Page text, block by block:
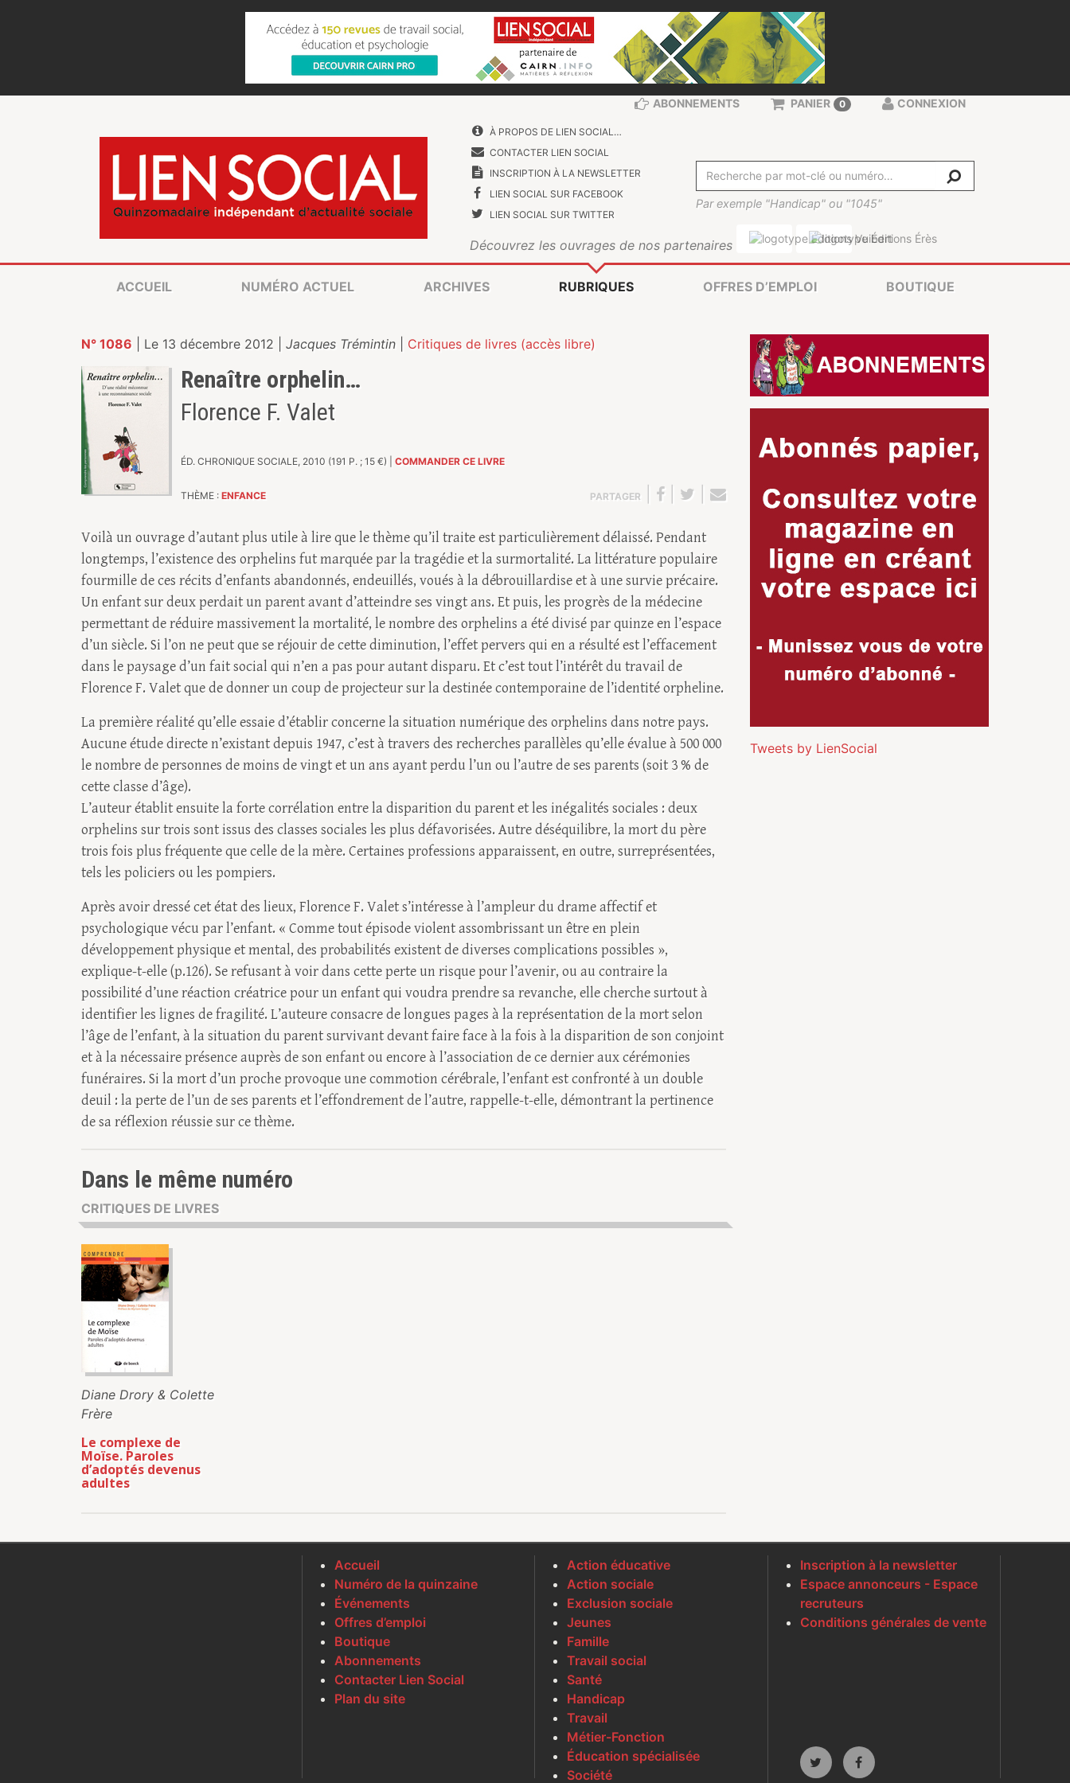
À PROPOS DE LIEN SOCIAL…
CONTACTER LIEN SOCIAL
INSCRIPTION À LA NEWSLETTER
LIEN SOCIAL SUR FACEBOOK
LIEN SOCIAL SUR TWITTER
Par exemple "Handicap" ou "1045"
Découvrez les ouvrages de nos partenaires
ABONNEMENTS PANIER 0 CONNEXION
ACCUEIL NUMÉRO ACTUEL ARCHIVES RUBRIQUES OFFRES D’EMPLOI BOUTIQUE
N° 1086 | Le 13 décembre 2012 | Jacques Trémintin Critiques de livres (accès libre)
Renaître orphelin…
Florence F. Valet
ÉD. CHRONIQUE SOCIALE, 2010 (191 P. ; 15 €) | COMMANDER CE LIVRE
THÈME : ENFANCE PARTAGER
Voilà un ouvrage d’autant plus utile à lire que le thème qu’il traite est particulièrement délaissé. Pendant
longtemps, l’existence des orphelins fut marquée par la tragédie et la surmortalité. La littérature populaire
fourmille de ces récits d’enfants abandonnés, endeuillés, voués à la débrouillardise et à une survie précaire.
Un enfant sur deux perdait un parent avant d’atteindre ses vingt ans. Et puis, les progrès de la médecine
permettant de réduire massivement la mortalité, le nombre des orphelins a été divisé par quinze en l’espace
d’un siècle. Si l’on ne peut que se réjouir de cette diminution, l’effet pervers qui en a résulté est l’effacement
dans le paysage d’un fait social qui n’en a pas pour autant disparu. Et c’est tout l’intérêt du travail de
Florence F. Valet que de donner un coup de projecteur sur la destinée contemporaine de l’identité orpheline.
La première réalité qu’elle essaie d’établir concerne la situation numérique des orphelins dans notre pays.
Aucune étude directe n’existant depuis 1947, c’est à travers des recherches parallèles qu’elle évalue à 500 000
le nombre de personnes de moins de vingt et un ans ayant perdu l’un ou l’autre de ses parents (soit 3 % de
cette classe d’âge).
L’auteur établit ensuite la forte corrélation entre la disparition du parent et les inégalités sociales : deux
orphelins sur trois sont issus des classes sociales les plus défavorisées. Autre déséquilibre, la mort du père
trois fois plus fréquente que celle de la mère. Certaines professions apparaissent, en outre, surreprésentées,
tels les policiers ou les pompiers.
Après avoir dressé cet état des lieux, Florence F. Valet s’intéresse à l’ampleur du drame affectif et
psychologique vécu par l’enfant. « Comme tout épisode violent assombrissant un être en plein
développement physique et mental, des probabilités existent de diverses complications possibles »,
explique-t-elle (p.126). Se refusant à voir dans cette perte un risque pour l’avenir, ou au contraire la
possibilité d’une réaction créatrice pour un enfant qui voudra prendre sa revanche, elle cherche surtout à
identifier les lignes de fragilité. L’auteure consacre de longues pages à la représentation de la mort selon
l’âge de l’enfant, à la situation du parent survivant devant faire face à la fois à la disparition de son conjoint
et à la nécessaire présence auprès de son enfant ou encore à l’association de ce dernier aux cérémonies
funéraires. Si la mort d’un proche provoque une commotion cérébrale, l’enfant est confronté à un double
deuil : la perte de l’un de ses parents et l’effondrement de l’autre, rappelle-t-elle, démontrant la pertinence
de sa réflexion réussie sur ce thème.
Dans le même numéro
CRITIQUES DE LIVRES
Diane Drory & Colette
Frère
Le complexe de
Moïse. Paroles
d’adoptés devenus
adultes
Tweets by LienSocial
Accueil
Numéro de la quinzaine
Événements
Offres d’emploi
Boutique
Abonnements
Contacter Lien Social
Plan du site
Action éducative
Action sociale
Exclusion sociale
Jeunes
Famille
Travail social
Santé
Handicap
Travail
Métier-Fonction
Éducation spécialisée
Société
Inscription à la newsletter
Espace annonceurs - Espace
recruteurs
Conditions générales de vente